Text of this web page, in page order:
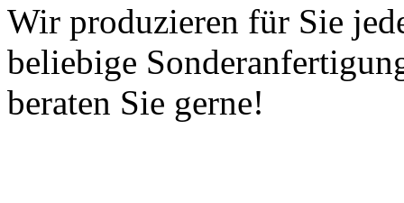
Wir produzieren für Sie
beliebige
beraten Sie gerne!